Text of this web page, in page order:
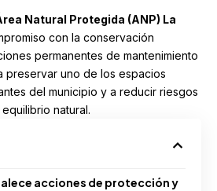
Natural Protegida (ANP) La
con la conservación
permanentes de mantenimiento
preservar uno de los espacios
del municipio y a reducir riesgos
natural.
acciones de protección y